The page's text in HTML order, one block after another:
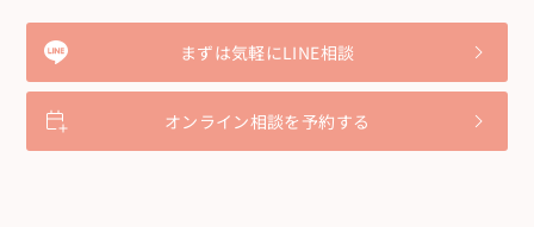
まずは気軽にLINE相談
オンライン相談を予約する